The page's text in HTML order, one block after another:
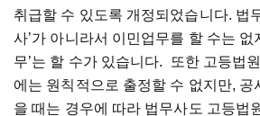
취급할 수 있도록 개정되었습니다. 법
사’가 아니라서 이민업무를 할 수는 없
무’는 할 수가 있습니다. 또한 고등법
에는 원칙적으로 출정할 수 없지만, 공
을 때는 경우에 따라 법무사도 고등법